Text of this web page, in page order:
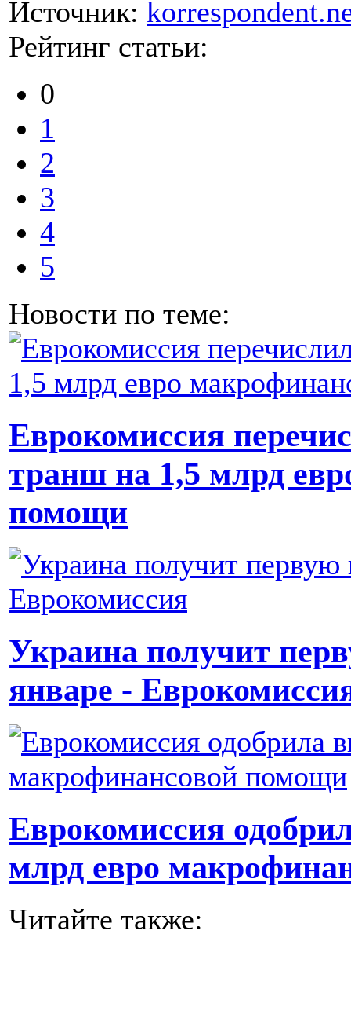
Источник:
Рейтинг статьи:
0
1
2
3
4
5
Новости по теме:
Еврокомиссия
транш на 1,5 млрд
помощи
Украина получит
январе -
Еврокомиссия
млрд евро
Читайте также: